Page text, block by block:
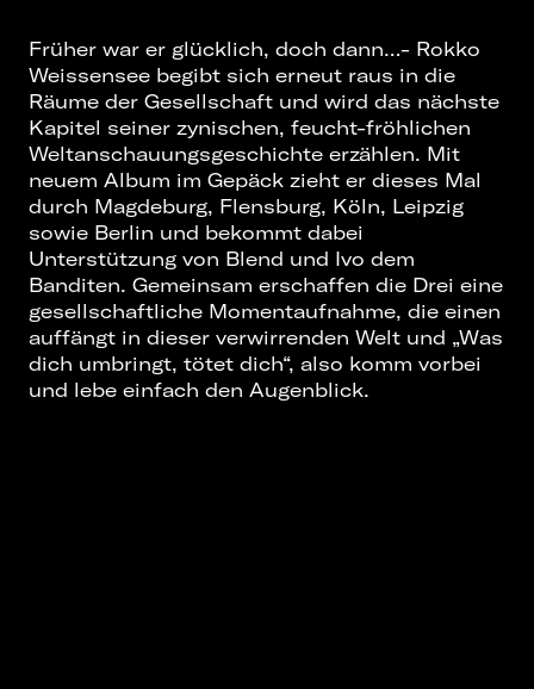
Früher war er glücklich, doch dann…- Rokko
Weissensee begibt sich erneut raus in die
Räume der Gesellschaft und wird das nächste
Kapitel seiner zynischen, feucht-fröhlichen
Weltanschauungsgeschichte erzählen. Mit
neuem Album im Gepäck zieht er dieses Mal
durch Magdeburg, Flensburg, Köln, Leipzig
sowie Berlin und bekommt dabei
Unterstützung von Blend und Ivo dem
Banditen. Gemeinsam erschaffen die Drei eine
gesellschaftliche Momentaufnahme, die einen
auffängt in dieser verwirrenden Welt und „Was
dich umbringt, tötet dich“, also komm vorbei
und lebe einfach den Augenblick.